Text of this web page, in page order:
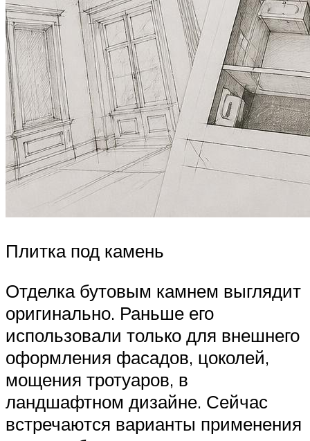
Плитка под камень
Отделка бутовым камнем выглядит
оригинально. Раньше его
использовали только для внешнего
оформления фасадов, цоколей,
мощения тротуаров, в
ландшафтном дизайне. Сейчас
встречаются варианты применения